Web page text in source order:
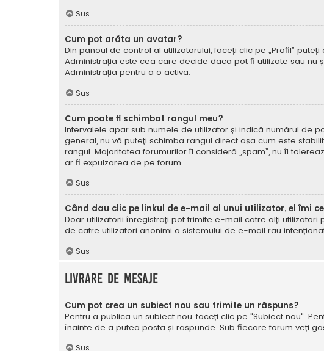
Sus
Cum pot arăta un avatar?
Din panoul de control al utilizatorului, faceți clic pe „Profil”
Administrația este cea care decide dacă pot fi utilizate sau
Administrația pentru a o activa.
Sus
Cum poate fi schimbat rangul meu?
Intervalele apar sub numele de utilizator și indică numărul de
general, nu vă puteți schimba rangul direct așa cum este
rangul. Majoritatea forumurilor îl consideră „spam”, nu îl
ar fi expulzarea de pe forum.
Sus
Când dau clic pe linkul de e-mail al unui utilizator, el îmi
Doar utilizatorii înregistrați pot trimite e-mail către alți
de către utilizatori anonimi a sistemului de e-mail rău
Sus
Livrare de mesaje
Cum pot crea un subiect nou sau trimite un răspuns?
Pentru a publica un subiect nou, faceți clic pe "Subiect nou".
înainte de a putea posta și răspunde. Sub fiecare forum veți
Sus